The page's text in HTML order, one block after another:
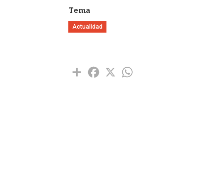
Tema
Actualidad
Share Facebook
X